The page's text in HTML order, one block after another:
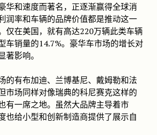
华和速度而著名，正逐渐赢得全球消
润率和车辆的品牌价值都是推动这一
仅在美国，就有高达220万辆此类车辆
车销量的14.7%。豪华车市场的增长对
著影响。
的有布加迪、兰博基尼、戴姆勒和法
市场同样对像瑞典的科尼赛克这样的
有一席之地。虽然大品牌主导着市
也给小型和创新制造商提供了展示自